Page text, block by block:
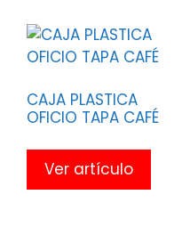
CAJA PLASTICA
OFICIO TAPA CAFÉ
Ver artículo